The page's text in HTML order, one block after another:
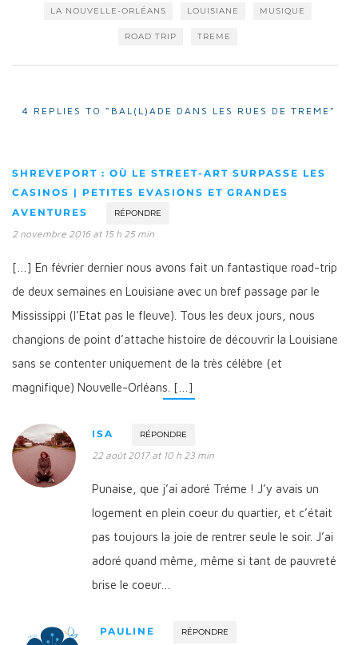
LA NOUVELLE-ORLÉANS LOUISIANE MUSIQUE
ROAD TRIP TREME
4 REPLIES TO “BAL(L)ADE DANS LES RUES DE TREME”
SHREVEPORT : OÙ LE STREET-ART SURPASSE LES
CASINOS | PETITES EVASIONS ET GRANDES
AVENTURES
RÉPONDRE
2 novembre 2016 at 15 h 25 min
[…] En février dernier nous avons fait un fantastique road-trip
de deux semaines en Louisiane avec un bref passage par le
Mississippi (l’Etat pas le fleuve). Tous les deux jours, nous
changions de point d’attache histoire de découvrir la Louisiane
sans se contenter uniquement de la très célèbre (et
magnifique) Nouvelle-Orléans. […]
ISA RÉPONDRE
22 août 2017 at 10 h 23 min
Punaise, que j’ai adoré Tréme ! J’y avais un
logement en plein coeur du quartier, et c’était
pas toujours la joie de rentrer seule le soir. J’ai
adoré quand même, même si tant de pauvreté
brise le coeur…
PAULINE RÉPONDRE